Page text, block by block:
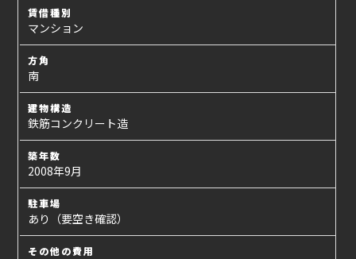
賃借種別
マンション
方角
南
建物構造
鉄筋コンクリート造
築年数
2008年9月
駐車場
あり（要空き確認）
その他の費用